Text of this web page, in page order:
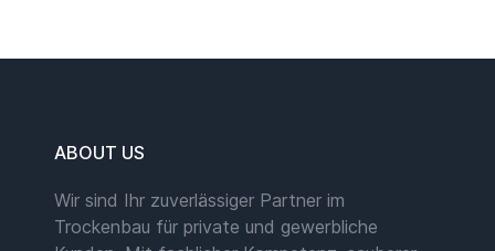
ABOUT US
Wir sind Ihr zuverlässiger Partner im
Trockenbau für private und gewerbliche